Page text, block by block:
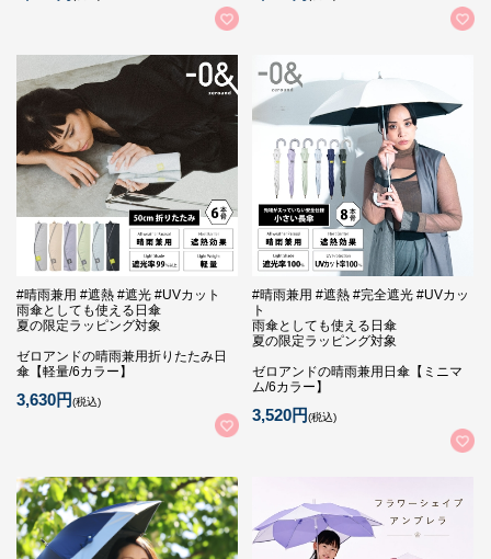
#晴雨兼用 #遮熱 #遮光 #UVカット
雨傘としても使える日傘
夏の限定ラッピング対象
ゼロアンドの晴雨兼用折りたたみ日
傘【軽量/6カラー】
3,630円(税込)
#晴雨兼用 #遮熱 #完全遮光 #UVカッ
ト
雨傘としても使える日傘
夏の限定ラッピング対象
ゼロアンドの晴雨兼用日傘【ミニマ
ム/6カラー】
3,520円(税込)